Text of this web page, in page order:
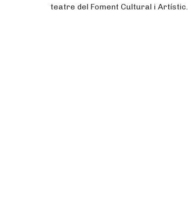
teatre del Foment Cultural i Artístic.